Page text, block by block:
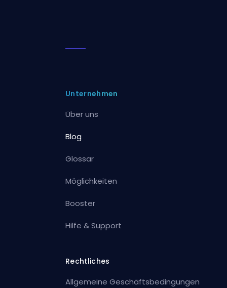
Unternehmen
Über uns
Blog
Glossar
Möglichkeiten
Booster
Hilfe & Support
Rechtliches
Allgemeine Geschäftsbedingungen